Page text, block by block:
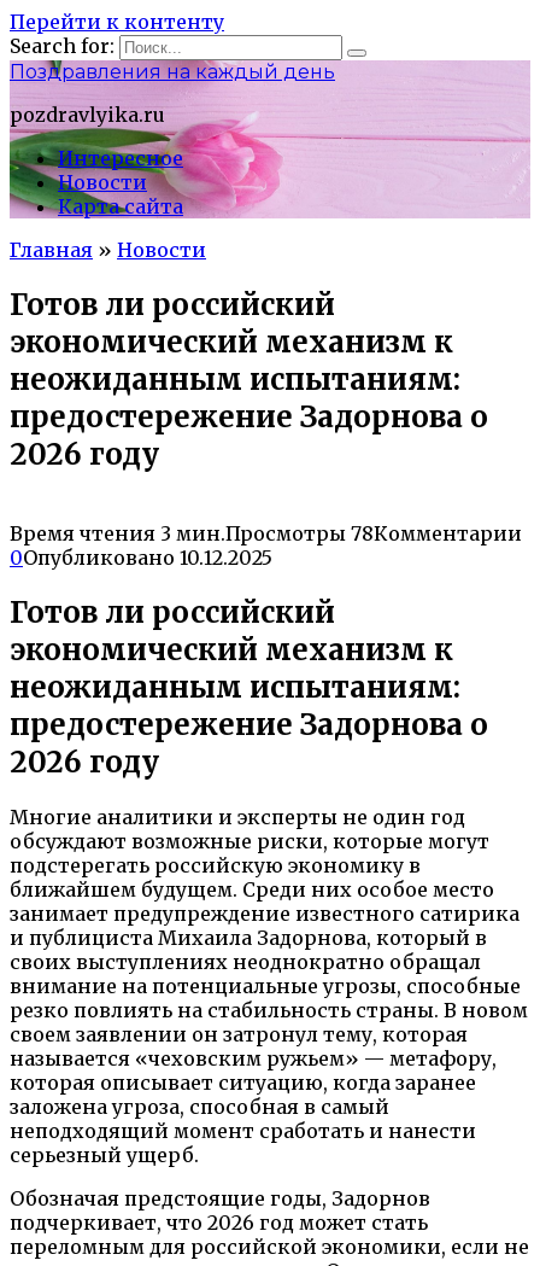
Перейти к контенту
Search for:
Поздравления на каждый день
pozdravlyika.ru
Интересное
Новости
Карта сайта
Главная » Новости
Готов ли российский
экономический механизм к
неожиданным испытаниям:
предостережение Задорнова о
2026 году
Время чтения 3 мин.Просмотры 78Комментарии
0Опубликовано 10.12.2025
Готов ли российский
экономический механизм к
неожиданным испытаниям:
предостережение Задорнова о
2026 году
Многие аналитики и эксперты не один год
обсуждают возможные риски, которые могут
подстерегать российскую экономику в
ближайшем будущем. Среди них особое место
занимает предупреждение известного сатирика
и публициста Михаила Задорнова, который в
своих выступлениях неоднократно обращал
внимание на потенциальные угрозы, способные
резко повлиять на стабильность страны. В новом
своем заявлении он затронул тему, которая
называется «чеховским ружьем» — метафору,
которая описывает ситуацию, когда заранее
заложена угроза, способная в самый
неподходящий момент сработать и нанести
серьезный ущерб.
Обозначая предстоящие годы, Задорнов
подчеркивает, что 2026 год может стать
переломным для российской экономики, если не